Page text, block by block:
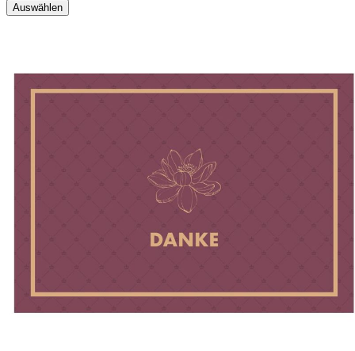
Auswählen